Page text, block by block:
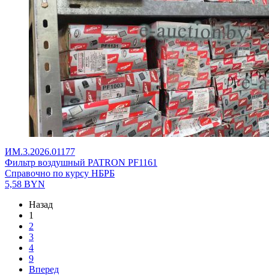
ИМ.3.2026.01177
Фильтр воздушный PATRON PF1161
Справочно по курсу НБРБ
5,58 BYN
Назад
1
2
3
4
9
Вперед